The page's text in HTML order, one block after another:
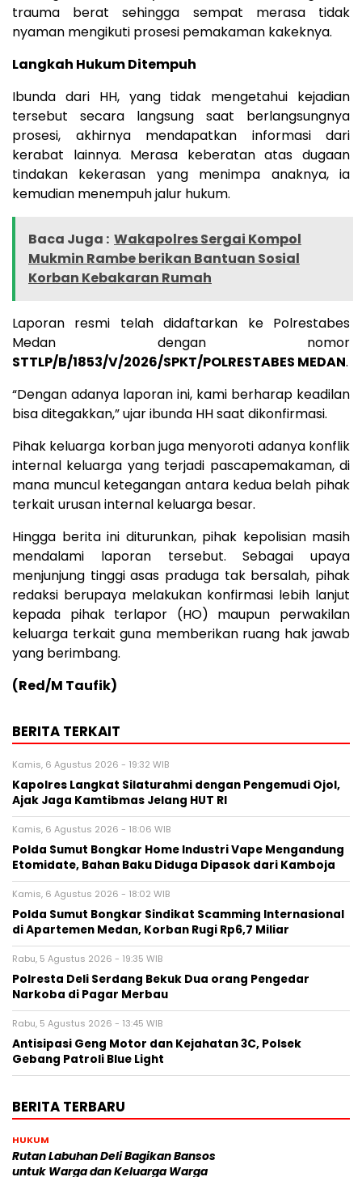
trauma berat sehingga sempat merasa tidak
nyaman mengikuti prosesi pemakaman kakeknya.
Langkah Hukum Ditempuh
Ibunda dari HH, yang tidak mengetahui kejadian
tersebut secara langsung saat berlangsungnya
prosesi, akhirnya mendapatkan informasi dari
kerabat lainnya. Merasa keberatan atas dugaan
tindakan kekerasan yang menimpa anaknya, ia
kemudian menempuh jalur hukum.
Baca Juga : Wakapolres Sergai Kompol
Mukmin Rambe berikan Bantuan Sosial
Korban Kebakaran Rumah
Laporan resmi telah didaftarkan ke Polrestabes
Medan dengan nomor
STTLP/B/1853/V/2026/SPKT/POLRESTABES MEDAN.
“Dengan adanya laporan ini, kami berharap keadilan
bisa ditegakkan,” ujar ibunda HH saat dikonfirmasi.
Pihak keluarga korban juga menyoroti adanya konflik
internal keluarga yang terjadi pascapemakaman, di
mana muncul ketegangan antara kedua belah pihak
terkait urusan internal keluarga besar.
Hingga berita ini diturunkan, pihak kepolisian masih
mendalami laporan tersebut. Sebagai upaya
menjunjung tinggi asas praduga tak bersalah, pihak
redaksi berupaya melakukan konfirmasi lebih lanjut
kepada pihak terlapor (HO) maupun perwakilan
keluarga terkait guna memberikan ruang hak jawab
yang berimbang.
(Red/M Taufik)
BERITA TERKAIT
Kamis, 6 Agustus 2026 - 19:32 WIB
Kapolres Langkat Silaturahmi dengan Pengemudi Ojol,
Ajak Jaga Kamtibmas Jelang HUT RI
Kamis, 6 Agustus 2026 - 18:06 WIB
Polda Sumut Bongkar Home Industri Vape Mengandung
Etomidate, Bahan Baku Diduga Dipasok dari Kamboja
Kamis, 6 Agustus 2026 - 18:02 WIB
Polda Sumut Bongkar Sindikat Scamming Internasional
di Apartemen Medan, Korban Rugi Rp6,7 Miliar
Rabu, 5 Agustus 2026 - 19:35 WIB
Polresta Deli Serdang Bekuk Dua orang Pengedar
Narkoba di Pagar Merbau
Rabu, 5 Agustus 2026 - 13:45 WIB
Antisipasi Geng Motor dan Kejahatan 3C, Polsek
Gebang Patroli Blue Light
BERITA TERBARU
HUKUM
Rutan Labuhan Deli Bagikan Bansos
untuk Warga dan Keluarga Warga